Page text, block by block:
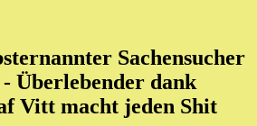
Sachensucher
- Überlebender dank
Vitt macht jeden Shit